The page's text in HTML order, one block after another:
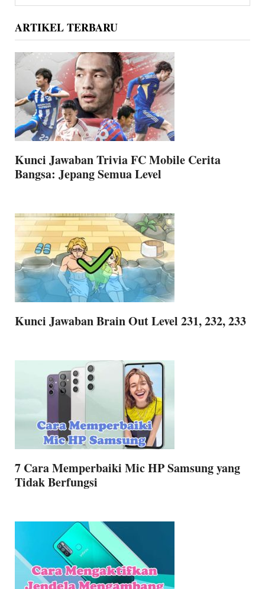
website
ARTIKEL TERBARU
Kunci Jawaban Trivia FC Mobile Cerita
Bangsa: Jepang Semua Level
Kunci Jawaban Brain Out Level 231, 232, 233
7 Cara Memperbaiki Mic HP Samsung yang
Tidak Berfungsi